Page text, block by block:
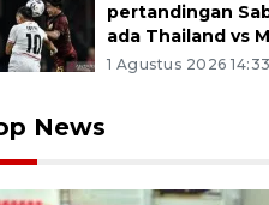
Executive Officer (CEO)
Direktur Utama RS
pertandingan
ada Thailand vs
1 Agustus 2026 14:33
News